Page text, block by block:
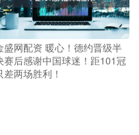
盛网配资 暖心！德约晋级半
赛后感谢中国球迷！距101冠
差两场胜利！